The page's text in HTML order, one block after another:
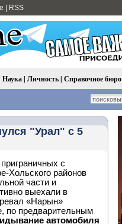
RSS
Наука| Личность| Справочное бюро
"Урал" с 5
с
Хольского районов
части и
выехали в
«Нарын»
по предварительным
автомобиля